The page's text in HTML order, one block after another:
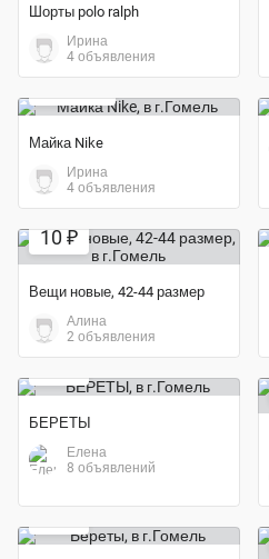
Шорты polo ralph
Ирина
4 объявления
Майка Nike
Ирина
4 объявления
10 ₽
Вещи новые, 42-44 размер
Алина
2 объявления
БЕРЕТЫ
Елена
8 объявлений